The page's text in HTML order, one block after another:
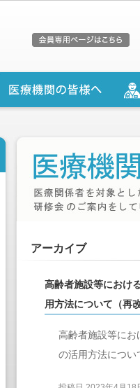
アーカイブ
高齢者施設等におけ
用方法について（再改
高齢者施設等にお
の活用方法につい